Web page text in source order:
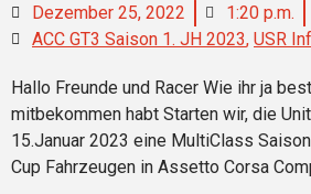
Dezember 25, 2022
1:20 p.m.
ACC GT3 Saison 1. JH 2023, USR
Hallo Freunde und Racer Wie ihr ja
mitbekommen habt Starten wir, die
15.Januar 2023 eine MultiClass
Cup Fahrzeugen in Assetto Corsa